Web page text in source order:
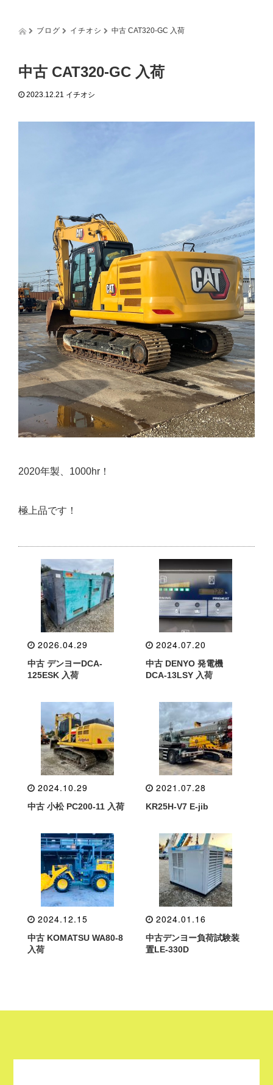
t
ブログ イチオシ 中古 CAT320-GC 入荷
中古 CAT320-GC 入荷
2023.12.21 イチオシ
2020年製、1000hr！
極上品です！
2026.04.29
中古 デンヨーDCA-
125ESK 入荷
2024.07.20
中古 DENYO 発電機
DCA-13LSY 入荷
2024.10.29
中古 小松 PC200-11 入荷
2021.07.28
KR25H-V7 E-jib
2024.12.15
中古 KOMATSU WA80-8
入荷
2024.01.16
中古デンヨー負荷試験装
置LE-330D